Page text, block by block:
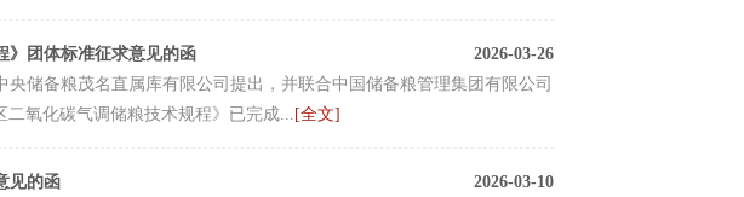
2026-03-26
》团体标准征求意见的函
央储备粮茂名直属库有限公司提出，并联合中国储备粮管理集团有限公司
氧化碳气调储粮技术规程》已完成... [全文]
2026-03-10
见的函